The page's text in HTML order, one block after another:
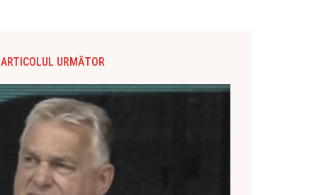
ARTICOLUL URMĂTOR